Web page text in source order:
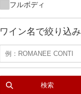
フルボディ
ワイン名で絞り込み
検索